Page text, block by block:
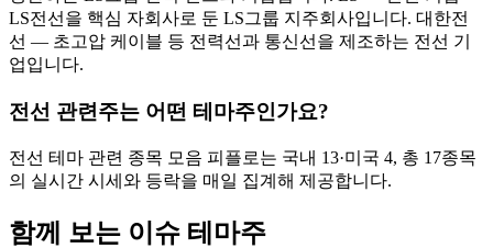
LS전선을 핵심 자회사로 둔 LS그룹 지주회사입니다. 대한전
선 — 초고압 케이블 등 전력선과 통신선을 제조하는 전선 기
업입니다.
전선 관련주는 어떤 테마주인가요?
전선 테마 관련 종목 모음 피플로는 국내 13·미국 4, 총 17종목
의 실시간 시세와 등락을 매일 집계해 제공합니다.
함께 보는 이슈 테마주